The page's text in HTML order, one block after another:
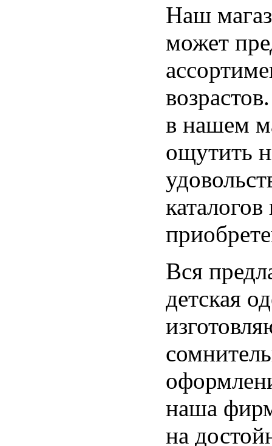
Наш
может
в нашем
ощутить
Вся
детская
наша
на